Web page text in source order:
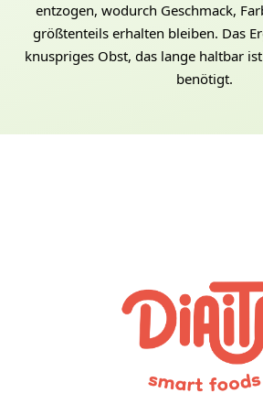
entzogen, wodurch Geschmack,
größtenteils erhalten bleiben. Das
knuspriges Obst, das lange haltbar
benötigt.